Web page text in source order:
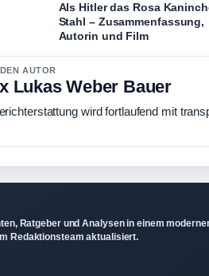
Als Hitler das Rosa
Stahl – Zusammenfassung,
Autorin und Film
AUTOR
Lukas Weber Bauer
wird fortlaufend mit
Ratgeber und Analysen in einem
Redaktionsteam aktualisiert.